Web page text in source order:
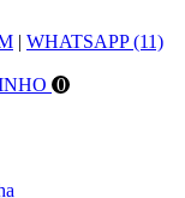
| WHATSAPP (11)
0